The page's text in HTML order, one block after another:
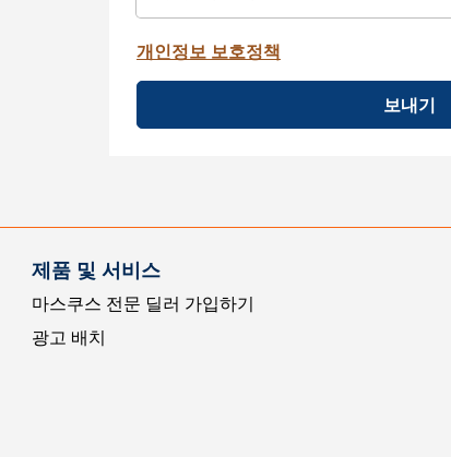
개인정보 보호정책
보내기
제품 및 서비스
마스쿠스 전문 딜러 가입하기
광고 배치